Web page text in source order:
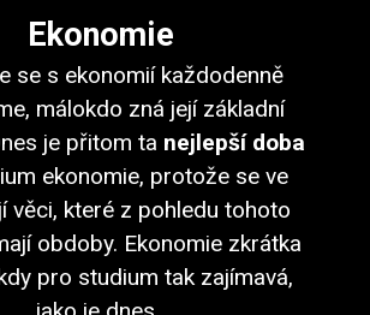
Ekonomie
se s ekonomií každodenně
málokdo zná její základní
je přitom ta nejlepší doba
ekonomie, protože se ve
věci, které z pohledu tohoto
obdoby. Ekonomie zkrátka
pro studium tak zajímavá,